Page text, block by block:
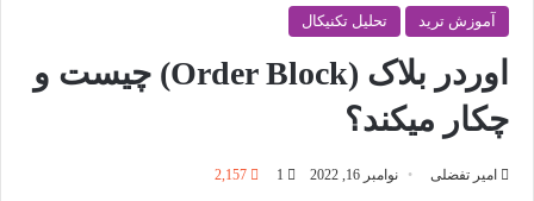
آموزش ترید تحلیل تکنیکال
اوردر بلاک (Order Block) چیست و
چکار میکند؟
امیر تفضلی نوامبر 16, 2022 1
2,157